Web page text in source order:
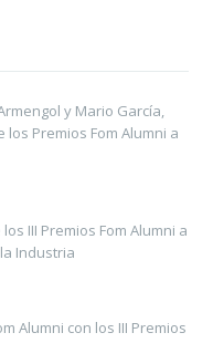
y Mario García,
Premios Fom Alumni a
III Premios Fom Alumni a
Industria
Alumni con los III Premios